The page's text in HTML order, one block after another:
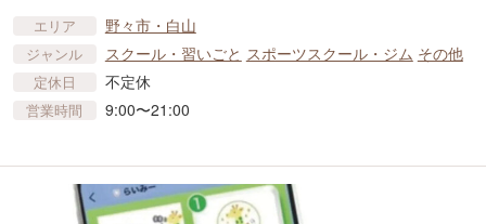
エリア 野々市・白山
ジャンル スクール・習いごと スポーツスクール・ジム その他
定休日 不定休
営業時間 9:00〜21:00